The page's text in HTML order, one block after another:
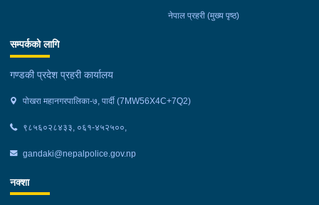
नेपाल प्रहरी (मुख्य पृष्ठ)
सम्पर्कको लागि
गण्डकी प्रदेश प्रहरी कार्यालय
पोखरा महानगरपालिका-७, पार्दी (7MW56X4C+7Q2)
९८५६०२८४३३, ०६१-४५२५००,
gandaki@nepalpolice.gov.np
नक्शा